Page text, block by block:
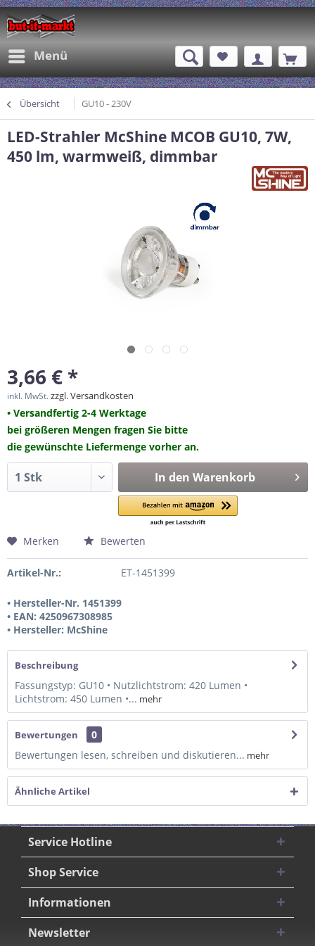
Menü
Übersicht GU10 - 230V
LED-Strahler McShine MCOB GU10, 7W,
450 lm, warmweiß, dimmbar
3,66 € *
inkl. MwSt.zzgl. Versandkosten
• Versandfertig 2-4 Werktage
bei größeren Mengen fragen Sie bitte
die gewünschte Liefermenge vorher an.
In den Warenkorb
Merken Bewerten
Artikel-Nr.: ET-1451399
• Hersteller-Nr. 1451399
• EAN: 4250967308985
• Hersteller: McShine
Beschreibung
Fassungstyp: GU10 • Nutzlichtstrom: 420 Lumen •
Lichtstrom: 450 Lumen •... mehr
Bewertungen
0
Bewertungen lesen, schreiben und diskutieren... mehr
Ähnliche Artikel
Service Hotline
Shop Service
Informationen
Newsletter